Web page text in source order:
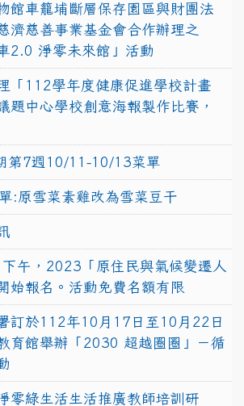
館車籠埔斷層保存園區與財團法
濟慈善事業基金會合作辦理之
2.0 淨零未來館」活動
「112學年度健康促進學校計畫
中心學校創意海報製作比賽，
第7週10/11-10/13菜單
:原雪菜素雞改為雪菜豆干
午，2023「原住民與氣候變遷人
始報名。活動免費名額有限
訂於112年10月17日至10月22日
育館舉辦「2030 超越圈圈」－循
零綠生活生活推廣教師培訓研